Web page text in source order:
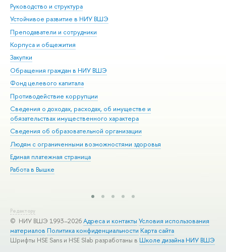
Руководство и структура
Устойчивое развитие в НИУ ВШЭ
Преподаватели и сотрудники
Корпуса и общежития
Закупки
Обращения граждан в НИУ ВШЭ
Фонд целевого капитала
Противодействие коррупции
Сведения о доходах, расходах, об имуществе и
обязательствах имущественного характера
Сведения об образовательной организации
Людям с ограниченными возможностями здоровья
Единая платежная страница
Работа в Вышке
Редактору
© НИУ ВШЭ 1993–2026Адреса и контакты Условия использования
материалов Политика конфиденциальности Карта сайта
Шрифты HSE Sans и HSE Slab разработаны в Школе дизайна НИУ ВШЭ